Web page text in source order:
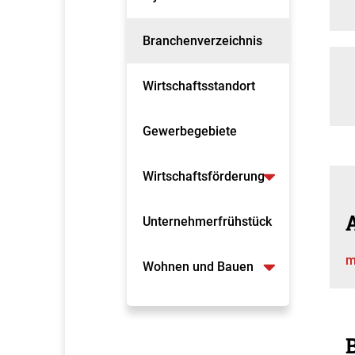
Branchenverzeichnis
Wirtschaftsstandort
Gewerbegebiete
Wirtschaftsförderung
Unternehmerfrühstück
Wohnen und Bauen